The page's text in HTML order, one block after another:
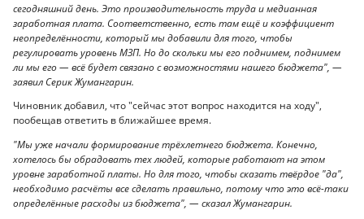
сегодняшний день. Это производительность труда и медианная
заработная плата. Соответственно, есть там ещё и коэффициент
неопределённости, который мы добавили для того, чтобы
регулировать уровень МЗП. Но до скольки мы его поднимем, поднимем
ли мы его — всё будет связано с возможностями нашего бюджета", —
заявил Серик Жумангарин.
Чиновник добавил, что "сейчас этот вопрос находится на ходу",
пообещав ответить в ближайшее время.
"Мы уже начали формирование трёхлетнего бюджета. Конечно,
хотелось бы обрадовать тех людей, которые работают на этом
уровне заработной платы. Но для того, чтобы сказать твёрдое "да",
необходимо расчёты все сделать правильно, потому что это всё-таки
определённые расходы из бюджета", — сказал Жумангарин.